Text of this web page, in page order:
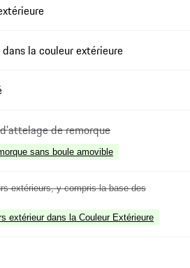
la couleur extérieure
de remorque
sans boule amovible
extérieurs, y compris la base des
extérieur dans la Couleur Extérieure